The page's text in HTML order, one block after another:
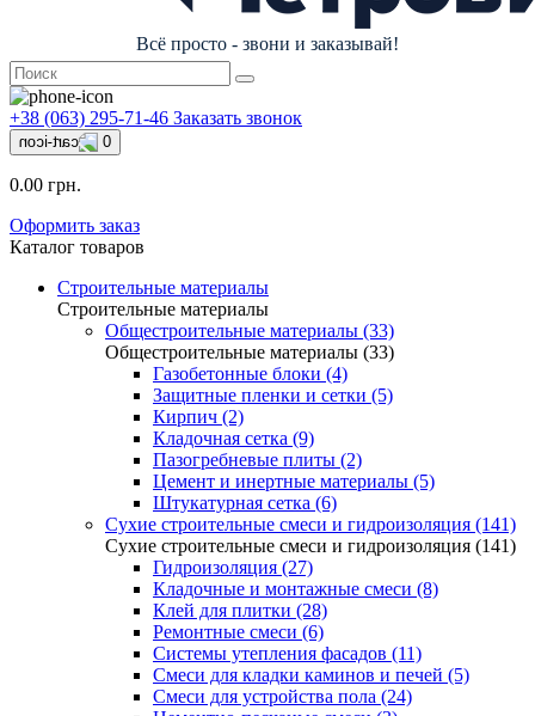
Всё просто - звони и заказывай!
+38 (063) 295-71-46 Заказать звонок
0
0.00 грн.
Оформить заказ
Каталог товаров
Строительные материалы
Строительные материалы
Общестроительные материалы (33)
Общестроительные материалы (33)
Газобетонные блоки (4)
Защитные пленки и сетки (5)
Кирпич (2)
Кладочная сетка (9)
Пазогребневые плиты (2)
Цемент и инертные материалы (5)
Штукатурная сетка (6)
Сухие строительные смеси и гидроизоляция (141)
Сухие строительные смеси и гидроизоляция (141)
Гидроизоляция (27)
Кладочные и монтажные смеси (8)
Клей для плитки (28)
Ремонтные смеси (6)
Системы утепления фасадов (11)
Смеси для кладки каминов и печей (5)
Смеси для устройства пола (24)